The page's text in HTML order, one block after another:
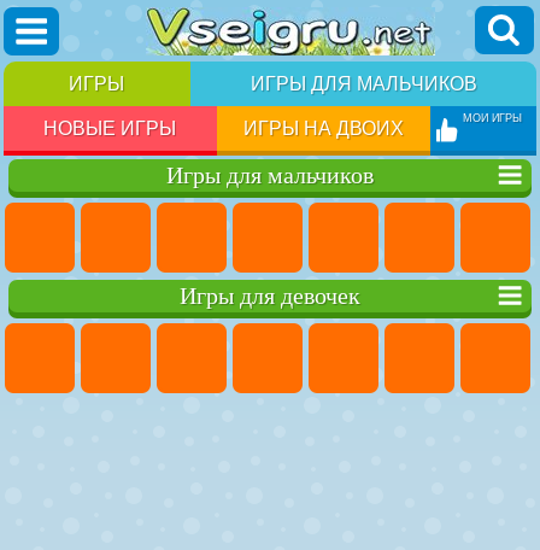
ИГРЫ ИГРЫ ДЛЯ МАЛЬЧИКОВ
НОВЫЕ ИГРЫ ИГРЫ НА ДВОИХ МОИ ИГРЫ
Игры для мальчиков
Игры для девочек